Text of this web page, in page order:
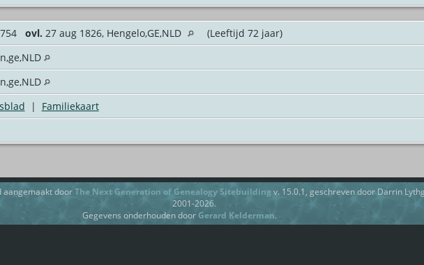
ovl. 27 aug 1826, Hengelo,GE,NLD
(Leeftijd 72 jaar)
| Familiekaart
aangemaakt doorThe Next Generation of Genealogy Sitebuildingv. 15.0.1, geschreven door Darrin
2001-2026.
Gegevens onderhouden door Gerard Kelderman.